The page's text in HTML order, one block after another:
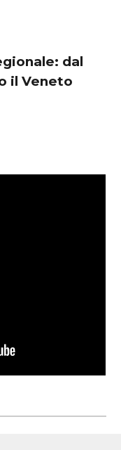
dal
il Veneto